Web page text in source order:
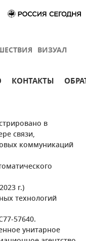
ВИЗУАЛ
КОНТАКТЫ
в
связи,
коммуникаций
г.)
технологий
57640.
унитарное